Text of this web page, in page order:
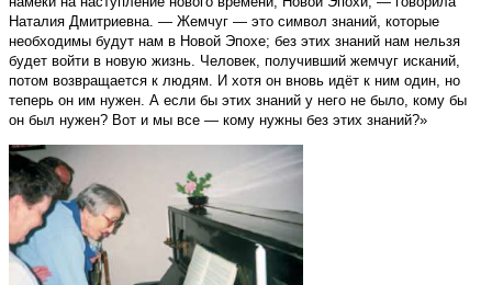
Наталия Дмитриевна. — Жемчуг — это символ знаний, которые
необходимы будут нам в Новой Эпохе; без этих знаний нам нельзя
будет войти в новую жизнь. Человек, получивший жемчуг исканий,
потом возвращается к людям. И хотя он вновь идёт к ним один, но
теперь он им нужен. А если бы этих знаний у него не было, кому бы
он был нужен? Вот и мы все — кому нужны без этих знаний?»